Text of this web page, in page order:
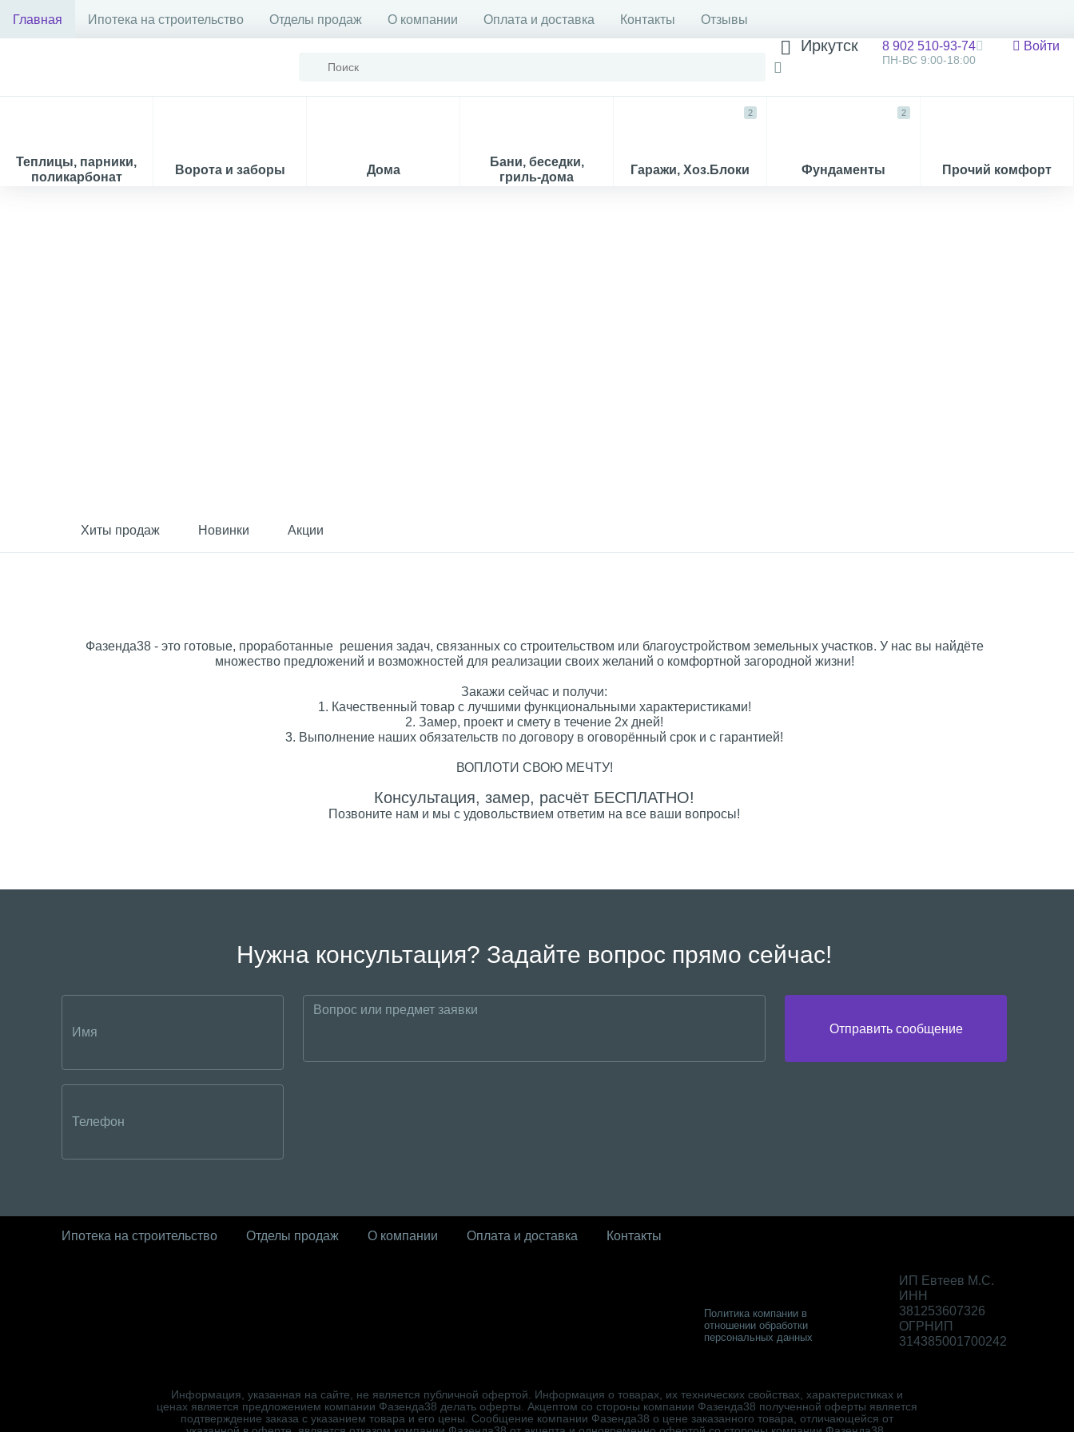
Главная Ипотека на строительство Отделы продаж О компании Оплата и доставка Контакты Отзывы
Иркутск 8 902 510-93-74
ПН-ВС 9:00-18:00
Войти
Теплицы, парники,
поликарбонат
Ворота и заборы Дома
Бани, беседки,
гриль-дома
Гаражи, Хоз.Блоки
2
Фундаменты
2
Прочий комфорт
Хиты продаж Новинки Акции
Фазенда38 - это готовые, проработанные решения задач, связанных со строительством или благоустройством земельных участков. У нас вы найдёте
множество предложений и возможностей для реализации своих желаний о комфортной загородной жизни!
Закажи сейчас и получи:
1. Качественный товар с лучшими функциональными характеристиками!
2. Замер, проект и смету в течение 2х дней!
3. Выполнение наших обязательств по договору в оговорённый срок и с гарантией!
ВОПЛОТИ СВОЮ МЕЧТУ!
Консультация, замер, расчёт БЕСПЛАТНО!
Позвоните нам и мы с удовольствием ответим на все ваши вопросы!
Нужна консультация? Задайте вопрос прямо сейчас!
Отправить сообщение
Ипотека на строительство Отделы продаж О компании Оплата и доставка Контакты
Политика компании в
отношении обработки
персональных данных
ИП Евтеев М.С.
ИНН
381253607326
ОГРНИП
314385001700242
Информация, указанная на сайте, не является публичной офертой. Информация о товарах, их технических свойствах, характеристиках и
ценах является предложением компании Фазенда38 делать оферты. Акцептом со стороны компании Фазенда38 полученной оферты является
подтверждение заказа с указанием товара и его цены. Сообщение компании Фазенда38 о цене заказанного товара, отличающейся от